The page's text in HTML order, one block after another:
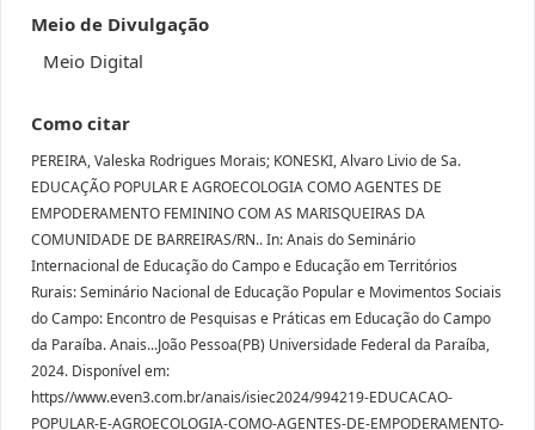
Meio de Divulgação
Meio Digital
Como citar
PEREIRA, Valeska Rodrigues Morais; KONESKI, Alvaro Livio de Sa.
EDUCAÇÃO POPULAR E AGROECOLOGIA COMO AGENTES DE
EMPODERAMENTO FEMININO COM AS MARISQUEIRAS DA
COMUNIDADE DE BARREIRAS/RN.. In: Anais do Seminário
Internacional de Educação do Campo e Educação em Territórios
Rurais: Seminário Nacional de Educação Popular e Movimentos Sociais
do Campo: Encontro de Pesquisas e Práticas em Educação do Campo
da Paraíba. Anais...João Pessoa(PB) Universidade Federal da Paraíba,
2024. Disponível em:
https//www.even3.com.br/anais/isiec2024/994219-EDUCACAO-
POPULAR-E-AGROECOLOGIA-COMO-AGENTES-DE-EMPODERAMENTO-